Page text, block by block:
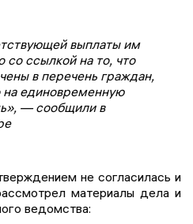
выплаты им
со ссылкой на то, что
в перечень граждан,
единовременную
— сообщили в
не согласилась и
материалы дела и
ведомства: